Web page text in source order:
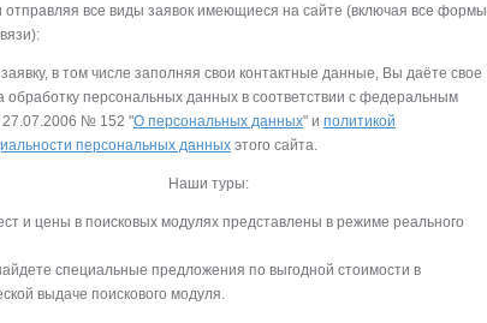
отправляя все виды заявок имеющиеся на сайте (включая все формы
в том числе заполняя свои контактные данные, Вы даёте свое
обработку персональных данных в соответствии с федеральным
27.07.2006 № 152 "О персональных данных" и политикой
персональных данных этого сайта.
Наши туры:
и цены в поисковых модулях представлены в режиме реального
специальные предложения по выгодной стоимости в
выдаче поискового модуля.